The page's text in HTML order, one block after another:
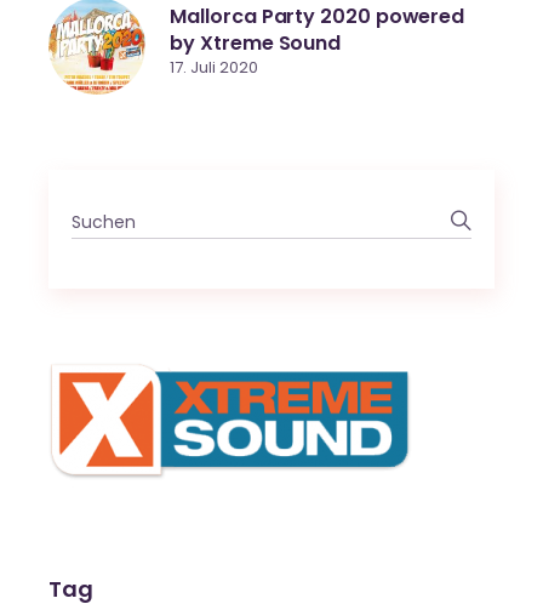
Mallorca Party 2020 powered
by Xtreme Sound
17. Juli 2020
Search
for:
Tag